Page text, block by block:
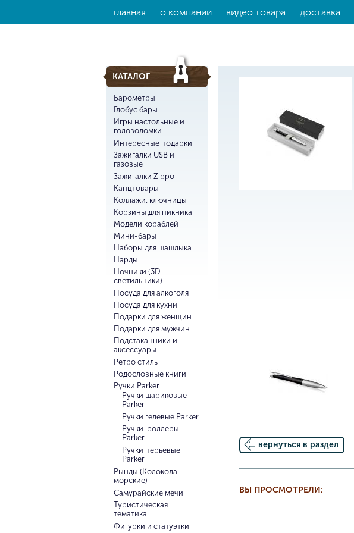
главная о компании видео товара доставка
КАТАЛОГ
Барометры
Глобус бары
Игры настольные и
головоломки
Интересные подарки
Зажигалки USB и
газовые
Зажигалки Zippo
Канцтовары
Коллажи, ключницы
Корзины для пикника
Модели кораблей
Мини-бары
Наборы для шашлыка
Нарды
Ночники (3D
светильники)
Посуда для алкоголя
Посуда для кухни
Подарки для женщин
Подарки для мужчин
Подстаканники и
аксессуары
Ретро стиль
Родословные книги
Ручки Parker
Ручки шариковые
Parker
Ручки гелевые Parker
Ручки-роллеры
Parker
Ручки перьевые
Parker
Рынды (Колокола
морские)
Самурайские мечи
Туристическая
тематика
Фигурки и статуэтки
вернуться в раздел
ВЫ ПРОСМОТРЕЛИ: